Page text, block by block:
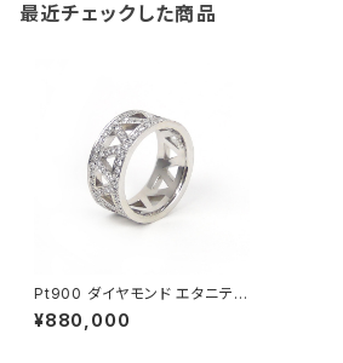
最近チェックした商品
Pt900 ダイヤモンド エタニティ
ーリング
¥880,000